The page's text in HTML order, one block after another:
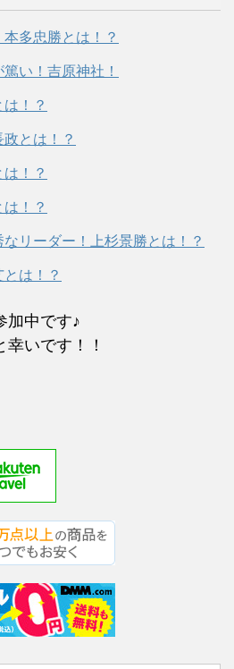
多忠勝とは！？
い！吉原神社！
！？
とは！？
！？
！？
リーダー！上杉景勝とは！？
は！？
加中です♪
いです！！